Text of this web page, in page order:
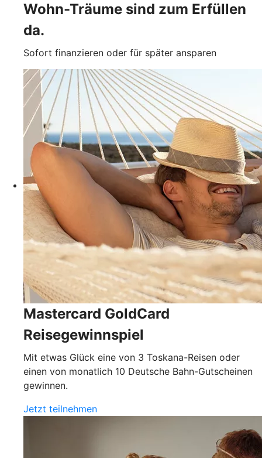
Wohn-Träume sind zum Erfüllen
da.
Sofort finanzieren oder für später ansparen
Mastercard GoldCard
Reisegewinnspiel
Mit etwas Glück eine von 3 Toskana-Reisen oder
einen von monatlich 10 Deutsche Bahn-Gutscheinen
gewinnen.
Jetzt teilnehmen